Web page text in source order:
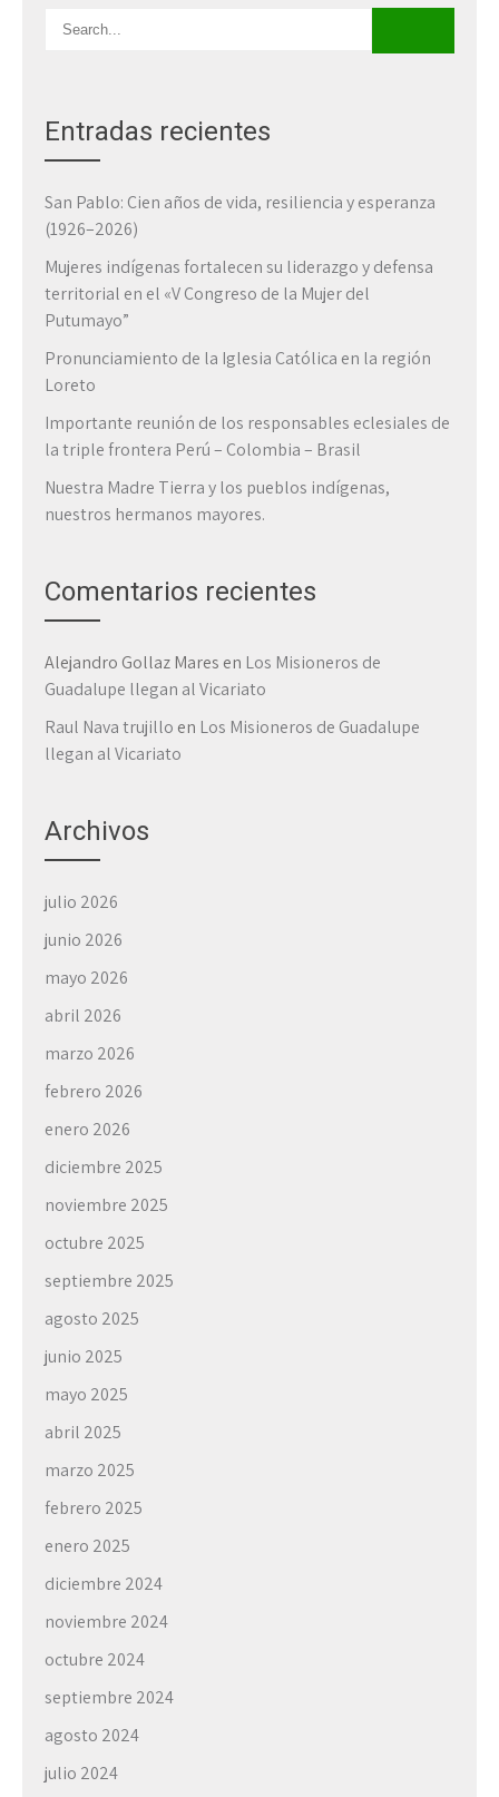
Entradas recientes
San Pablo: Cien años de vida, resiliencia y esperanza
(1926–2026)
Mujeres indígenas fortalecen su liderazgo y defensa
territorial en el «V Congreso de la Mujer del
Putumayo”
Pronunciamiento de la Iglesia Católica en la región
Loreto
Importante reunión de los responsables eclesiales de
la triple frontera Perú – Colombia – Brasil
Nuestra Madre Tierra y los pueblos indígenas,
nuestros hermanos mayores.
Comentarios recientes
Alejandro Gollaz Mares en Los Misioneros de
Guadalupe llegan al Vicariato
Raul Nava trujillo en Los Misioneros de Guadalupe
llegan al Vicariato
Archivos
julio 2026
junio 2026
mayo 2026
abril 2026
marzo 2026
febrero 2026
enero 2026
diciembre 2025
noviembre 2025
octubre 2025
septiembre 2025
agosto 2025
junio 2025
mayo 2025
abril 2025
marzo 2025
febrero 2025
enero 2025
diciembre 2024
noviembre 2024
octubre 2024
septiembre 2024
agosto 2024
julio 2024